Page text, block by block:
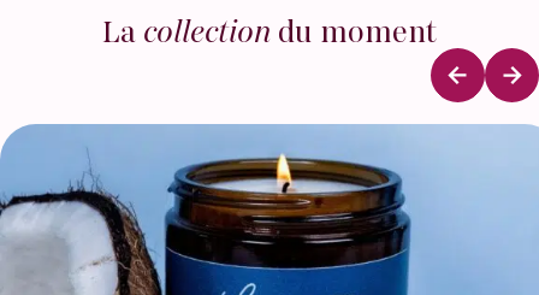
La collection du moment